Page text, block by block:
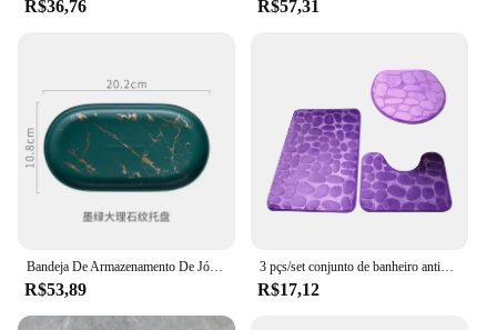
requiring minimal maintenance. The robustness of
accessories will withstand the test of time, ensuring
that your bathroom remains a serene and stylish
space for years to come.
R$36,76 R$57,31
Bandeja De Armazenamento De Jóias Nordic Ins Bandeja Oval De Mármore De Cerâmica Copo De Banheiro Em Casa Saboneteira Acessórios De Decoração De Banho Onda Dourada
R$53,89
3 pçs/set conjunto de banheiro antiderrapante tapete de chuveiro de mármore tampa de vaso sanitário capa de banheiro tapete de banho acessórios do banheiro
R$17,12